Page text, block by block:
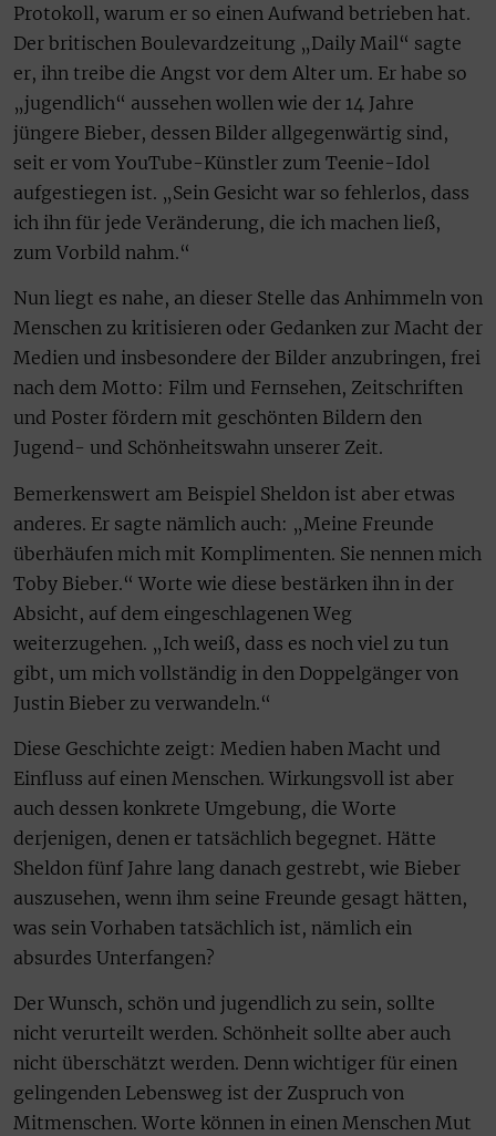
Protokoll, warum er so einen Aufwand betrieben hat.
Der britischen Boulevardzeitung „Daily Mail“ sagte
er, ihn treibe die Angst vor dem Alter um. Er habe so
„jugendlich“ aussehen wollen wie der 14 Jahre
jüngere Bieber, dessen Bilder allgegenwärtig sind,
seit er vom YouTube-Künstler zum Teenie-Idol
aufgestiegen ist. „Sein Gesicht war so fehlerlos, dass
ich ihn für jede Veränderung, die ich machen ließ,
zum Vorbild nahm.“
Nun liegt es nahe, an dieser Stelle das Anhimmeln von
Menschen zu kritisieren oder Gedanken zur Macht der
Medien und insbesondere der Bilder anzubringen, frei
nach dem Motto: Film und Fernsehen, Zeitschriften
und Poster fördern mit geschönten Bildern den
Jugend- und Schönheitswahn unserer Zeit.
Bemerkenswert am Beispiel Sheldon ist aber etwas
anderes. Er sagte nämlich auch: „Meine Freunde
überhäufen mich mit Komplimenten. Sie nennen mich
Toby Bieber.“ Worte wie diese bestärken ihn in der
Absicht, auf dem eingeschlagenen Weg
weiterzugehen. „Ich weiß, dass es noch viel zu tun
gibt, um mich vollständig in den Doppelgänger von
Justin Bieber zu verwandeln.“
Diese Geschichte zeigt: Medien haben Macht und
Einfluss auf einen Menschen. Wirkungsvoll ist aber
auch dessen konkrete Umgebung, die Worte
derjenigen, denen er tatsächlich begegnet. Hätte
Sheldon fünf Jahre lang danach gestrebt, wie Bieber
auszusehen, wenn ihm seine Freunde gesagt hätten,
was sein Vorhaben tatsächlich ist, nämlich ein
absurdes Unterfangen?
Der Wunsch, schön und jugendlich zu sein, sollte
nicht verurteilt werden. Schönheit sollte aber auch
nicht überschätzt werden. Denn wichtiger für einen
gelingenden Lebensweg ist der Zuspruch von
Mitmenschen. Worte können in einen Menschen Mut